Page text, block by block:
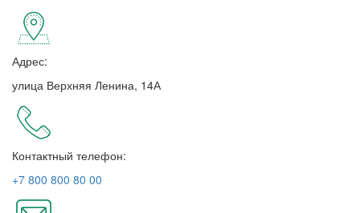
Адрес:
улица Верхняя Ленина, 14А
Контактный телефон:
+7 800 800 80 00